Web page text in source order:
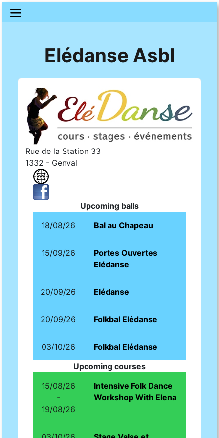
Elédanse Asbl
Rue de la Station 33
1332 - Genval
Upcoming balls
18/08/26
Bal au Chapeau
15/09/26
Portes Ouvertes
Elédanse
20/09/26 Elédanse
20/09/26 Folkbal Elédanse
03/10/26
Folkbal Elédanse
Upcoming courses
15/08/26
-
19/08/26
Intensive Folk Dance
Workshop With Elena